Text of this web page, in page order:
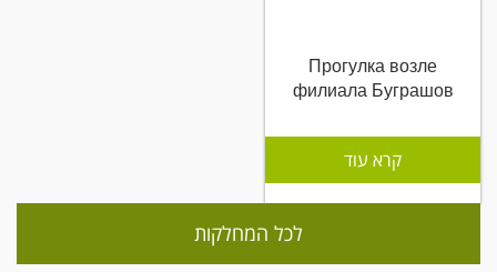
Прогулка возле
филиала Буграшов
קרא עוד
לכל המחלקות